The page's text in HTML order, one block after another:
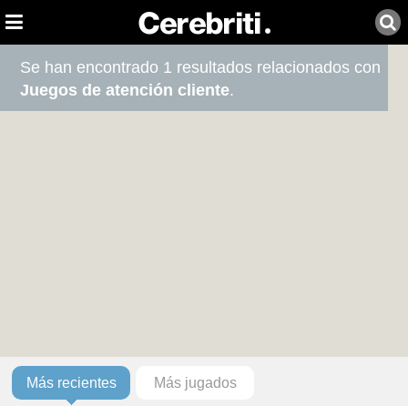
Se han encontrado 1 resultados relacionados con
Juegos de atención cliente.
Más recientes Más jugados